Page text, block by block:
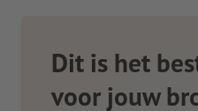
Nieuwe
Met innovatieve